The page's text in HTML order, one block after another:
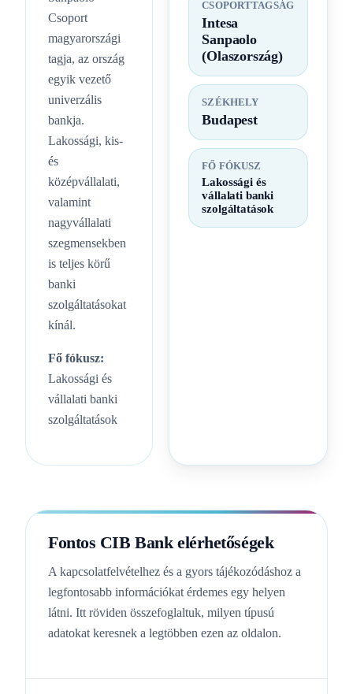
Csoport
magyarországi
tagja, az ország
egyik vezető
univerzális
bankja.
Lakossági, kis-
és
középvállalati,
valamint
nagyvállalati
szegmensekben
is teljes körű
banki
szolgáltatásokat
kínál.
Fő fókusz:
Lakossági és
vállalati banki
szolgáltatások
CSOPORTTAGSÁG
Intesa
Sanpaolo
(Olaszország)
SZÉKHELY
Budapest
FŐ FÓKUSZ
Lakossági és
vállalati banki
szolgáltatások
Fontos CIB Bank elérhetőségek
A kapcsolatfelvételhez és a gyors tájékozódáshoz a
legfontosabb információkat érdemes egy helyen
látni. Itt röviden összefoglaltuk, milyen típusú
adatokat keresnek a legtöbben ezen az oldalon.